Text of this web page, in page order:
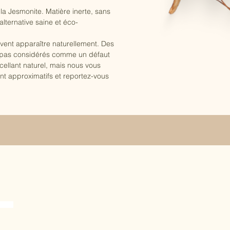
Jesmonite. Matière inerte, sans
saine et éco-
apparaître naturellement. Des
considérés comme un défaut
naturel, mais nous vous
approximatifs et reportez-vous